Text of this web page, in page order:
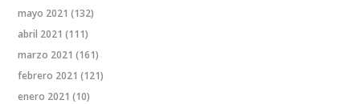
mayo 2021 (132)
abril 2021 (111)
marzo 2021 (161)
febrero 2021 (121)
enero 2021 (10)